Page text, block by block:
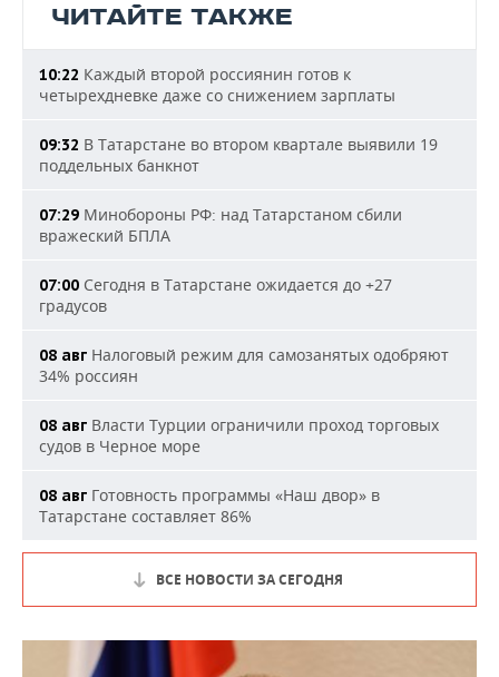
ЧИТАЙТЕ ТАКЖЕ
10:22 Каждый второй россиянин готов к
четырехдневке даже со снижением зарплаты
09:32 В Татарстане во втором квартале выявили 19
поддельных банкнот
07:29 Минобороны РФ: над Татарстаном сбили
вражеский БПЛА
07:00 Сегодня в Татарстане ожидается до +27
градусов
08 авг Налоговый режим для самозанятых одобряют
34% россиян
08 авг Власти Турции ограничили проход торговых
судов в Черное море
08 авг Готовность программы «Наш двор» в
Татарстане составляет 86%
ВСЕ НОВОСТИ ЗА СЕГОДНЯ